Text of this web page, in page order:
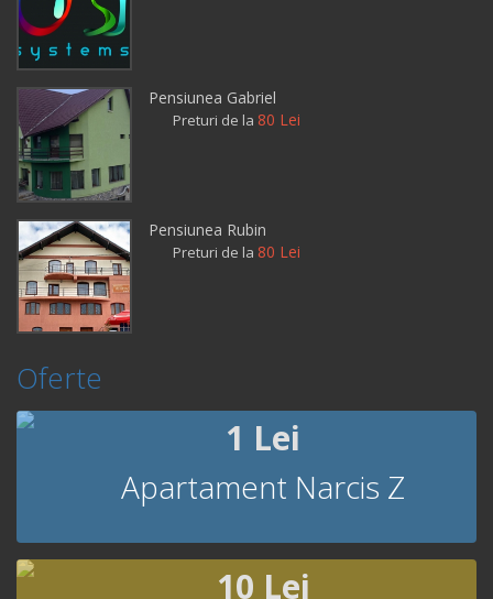
Pensiunea Gabriel
Preturi de la 80 Lei
Pensiunea Rubin
Preturi de la 80 Lei
Oferte
1 Lei
Apartament Narcis Z
10 Lei